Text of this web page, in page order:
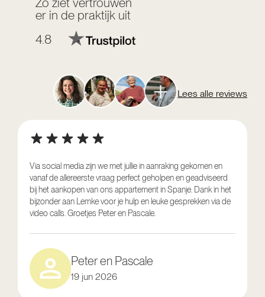
er in de praktijk uit
4.8
Lees alle reviews
Via social media zijn we met jullie in aanraking gekomen en
vanaf de allereerste vraag perfect geholpen en geadviseerd
bij het aankopen van ons appartement in Spanje. Dank in het
bijzonder aan Lemke voor je hulp en leuke gesprekken via de
video calls. Groetjes Peter en Pascale.
Peter en Pascale
19 jun 2026